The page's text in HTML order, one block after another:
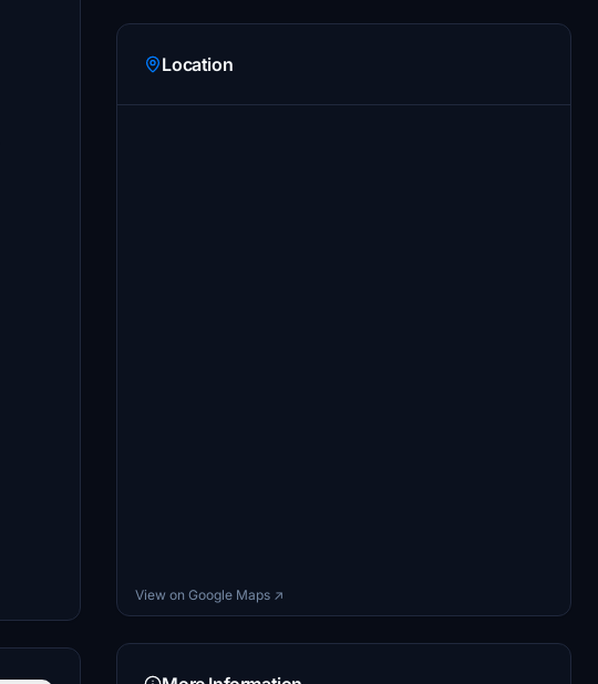
Location
View on Google Maps ↗